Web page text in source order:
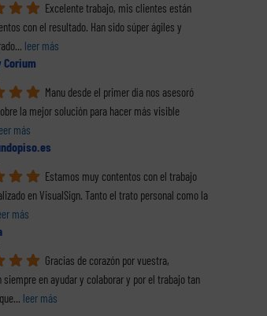
Excelente trabajo, mis clientes están
con el resultado. Han sido súper ágiles y
... leer más
Manu desde el primer día nos asesoró
la mejor solución para hacer más visible
más
Estamos muy contentos con el trabajo
en VisualSign. Tanto el trato personal como la
más
Gracias de corazón por vuestra,
siempre en ayudar y colaborar y por el trabajo tan
... leer más